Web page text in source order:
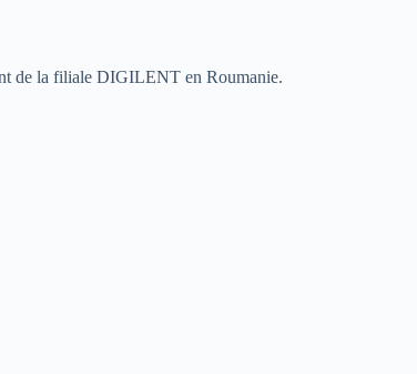
de la filiale DIGILENT en Roumanie.